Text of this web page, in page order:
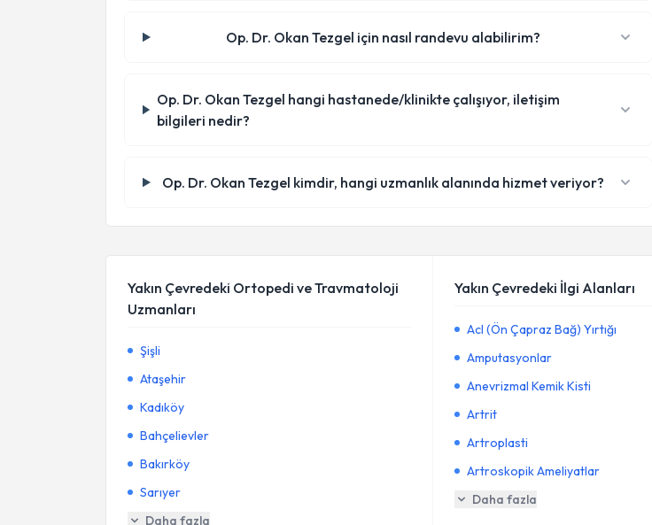
Op. Dr. Okan Tezgel için nasıl randevu alabilirim?
Op. Dr. Okan Tezgel hangi hastanede/klinikte çalışıyor, iletişim
bilgileri nedir?
Op. Dr. Okan Tezgel kimdir, hangi uzmanlık alanında hizmet veriyor?
Yakın Çevredeki Ortopedi ve Travmatoloji
Uzmanları
Şişli
Ataşehir
Kadıköy
Bahçelievler
Bakırköy
Sarıyer
Daha fazla
Yakın Çevredeki İlgi Alanları
Acl (Ön Çapraz Bağ) Yırtığı
Amputasyonlar
Anevrizmal Kemik Kisti
Artrit
Artroplasti
Artroskopik Ameliyatlar
Daha fazla